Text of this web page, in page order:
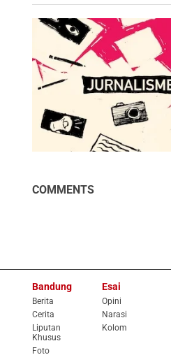
COMMENTS
Bandung
Berita
Cerita
Liputan
Khusus
Foto
Esai
Opini
Narasi
Kolom